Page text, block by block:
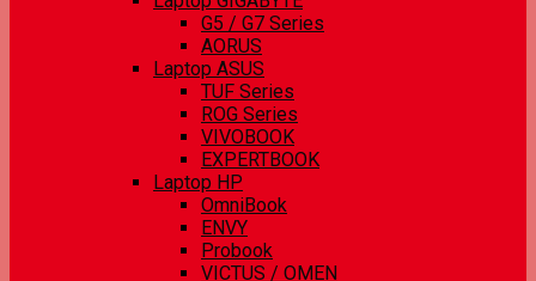
G5 / G7 Series
AORUS
Laptop ASUS
TUF Series
ROG Series
VIVOBOOK
EXPERTBOOK
Laptop HP
OmniBook
ENVY
Probook
VICTUS / OMEN